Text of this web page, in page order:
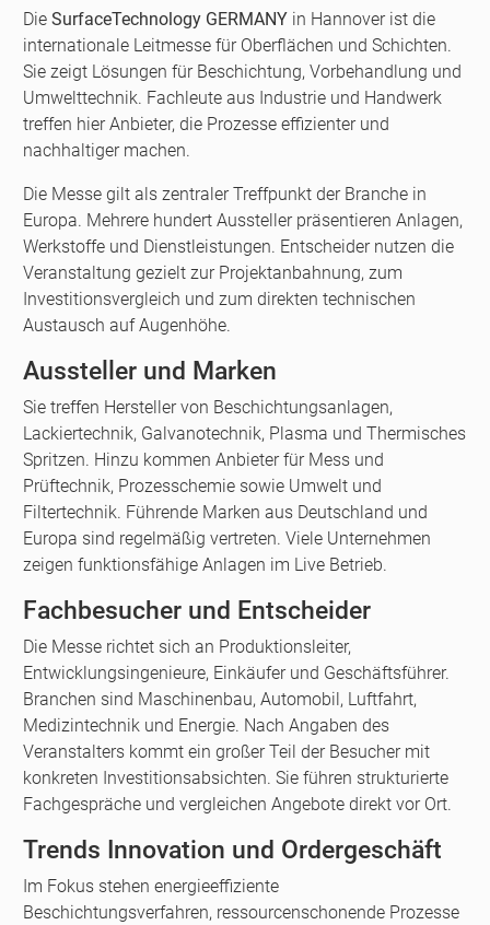
Die SurfaceTechnology GERMANY in Hannover ist die
internationale Leitmesse für Oberflächen und Schichten.
Sie zeigt Lösungen für Beschichtung, Vorbehandlung und
Umwelttechnik. Fachleute aus Industrie und Handwerk
treffen hier Anbieter, die Prozesse effizienter und
nachhaltiger machen.
Die Messe gilt als zentraler Treffpunkt der Branche in
Europa. Mehrere hundert Aussteller präsentieren Anlagen,
Werkstoffe und Dienstleistungen. Entscheider nutzen die
Veranstaltung gezielt zur Projektanbahnung, zum
Investitionsvergleich und zum direkten technischen
Austausch auf Augenhöhe.
Aussteller und Marken
Sie treffen Hersteller von Beschichtungsanlagen,
Lackiertechnik, Galvanotechnik, Plasma und Thermisches
Spritzen. Hinzu kommen Anbieter für Mess und
Prüftechnik, Prozesschemie sowie Umwelt und
Filtertechnik. Führende Marken aus Deutschland und
Europa sind regelmäßig vertreten. Viele Unternehmen
zeigen funktionsfähige Anlagen im Live Betrieb.
Fachbesucher und Entscheider
Die Messe richtet sich an Produktionsleiter,
Entwicklungsingenieure, Einkäufer und Geschäftsführer.
Branchen sind Maschinenbau, Automobil, Luftfahrt,
Medizintechnik und Energie. Nach Angaben des
Veranstalters kommt ein großer Teil der Besucher mit
konkreten Investitionsabsichten. Sie führen strukturierte
Fachgespräche und vergleichen Angebote direkt vor Ort.
Trends Innovation und Ordergeschäft
Im Fokus stehen energieeffiziente
Beschichtungsverfahren, ressourcenschonende Prozesse